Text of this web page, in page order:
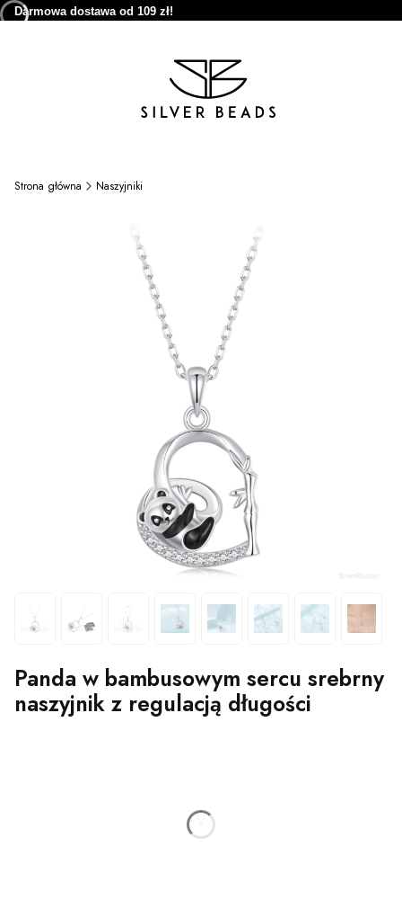
Darmowa dostawa od 109 zł!
Strona główna Naszyjniki
Panda w bambusowym sercu srebrny
naszyjnik z regulacją długości
godzin